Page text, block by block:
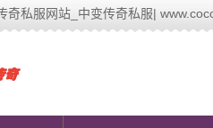
私服网站_中变传奇私服|